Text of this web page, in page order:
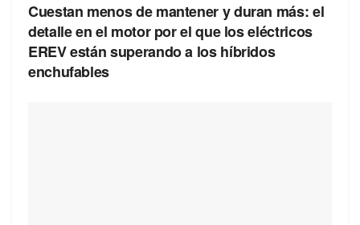
Cuestan menos de mantener y duran más: el
detalle en el motor por el que los eléctricos
EREV están superando a los híbridos
enchufables